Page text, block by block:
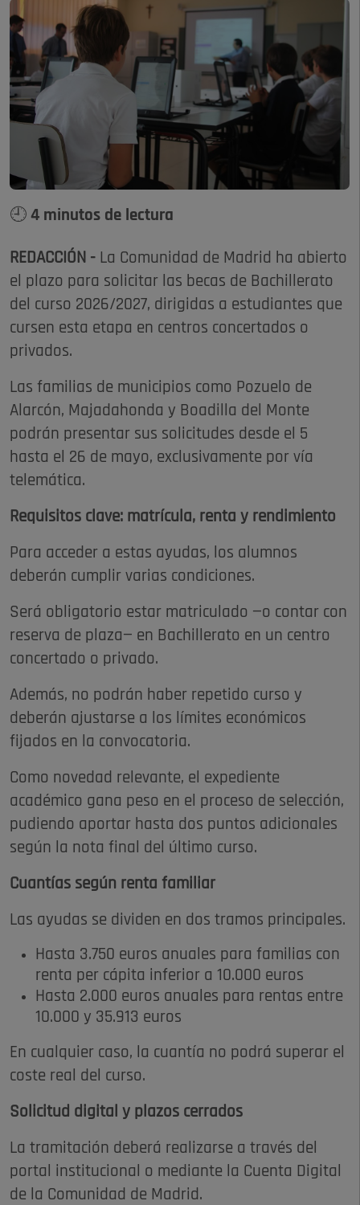
🕘 4 minutos de lectura
REDACCIÓN - La Comunidad de Madrid ha abierto
el plazo para solicitar las becas de Bachillerato
del curso 2026/2027, dirigidas a estudiantes que
cursen esta etapa en centros concertados o
privados.
Las familias de municipios como Pozuelo de
Alarcón, Majadahonda y Boadilla del Monte
podrán presentar sus solicitudes desde el 5
hasta el 26 de mayo, exclusivamente por vía
telemática.
Requisitos clave: matrícula, renta y rendimiento
Para acceder a estas ayudas, los alumnos
deberán cumplir varias condiciones.
Será obligatorio estar matriculado —o contar con
reserva de plaza— en Bachillerato en un centro
concertado o privado.
Además, no podrán haber repetido curso y
deberán ajustarse a los límites económicos
fijados en la convocatoria.
Como novedad relevante, el expediente
académico gana peso en el proceso de selección,
pudiendo aportar hasta dos puntos adicionales
según la nota final del último curso.
Cuantías según renta familiar
Las ayudas se dividen en dos tramos principales.
Hasta 3.750 euros anuales para familias con
renta per cápita inferior a 10.000 euros
Hasta 2.000 euros anuales para rentas entre
10.000 y 35.913 euros
En cualquier caso, la cuantía no podrá superar el
coste real del curso.
Solicitud digital y plazos cerrados
La tramitación deberá realizarse a través del
portal institucional o mediante la Cuenta Digital
de la Comunidad de Madrid.